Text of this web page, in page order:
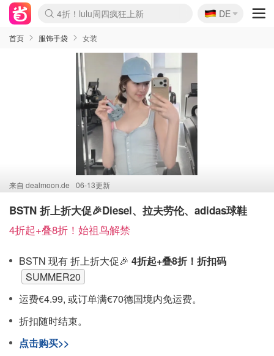
Boticinal 夏促开抢！
4折！lulu周四疯狂上新
还没结束！&OtherStories大促
Joybuy变相75折 随时失效
速领！Stanley独家85折
疑似霸哥！Camper额外叠85折
Zalando 奥莱闪促！每日更新
Moncler反季囤！5折起+叠9折
Coach Brooklyn仅€192
🇩🇪
DE
首页 服饰手袋 女装
来自 dealmoon.de 06-13更新
BSTN 折上折大促🎉Diesel、拉夫劳伦、adidas球鞋
4折起+叠8折！始祖鸟解禁
BSTN 现有 折上折大促🎉 4折起+叠8折！折扣码
SUMMER20
运费€4.99, 或订单满€70德国境内免运费。
折扣随时结束。
点击购买>>